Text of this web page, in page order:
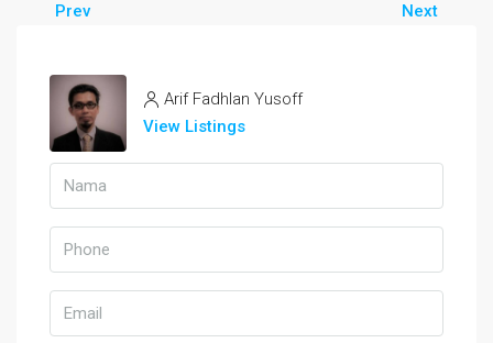
Prev Next
Arif Fadhlan Yusoff
View Listings